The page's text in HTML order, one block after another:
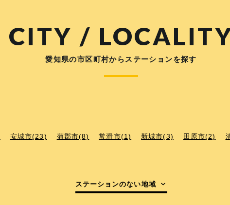
CITY /
愛知県の市区町村からステーションを探す
安城市(23) 蒲郡市(8) 常滑市(1) 新城市(3) 田原市(2)
ステーションのない地域